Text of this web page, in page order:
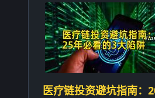
医疗链投资避坑指南：